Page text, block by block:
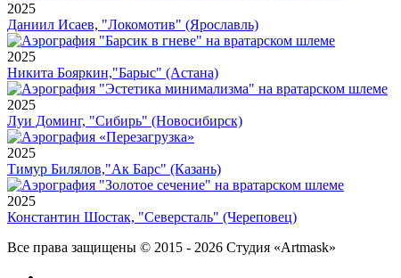
2025
Даниил Исаев, "Локомотив" (Ярославль)
2025
Никита Бояркин,"Барыс" (Астана)
2025
Луи Доминг, "Сибирь" (Новосибирск)
2025
Тимур Билялов,"Ак Барс" (Казань)
2025
Константин Шостак, "Северсталь" (Череповец)
Все права защищены © 2015 - 2026 Студия «Artmask»